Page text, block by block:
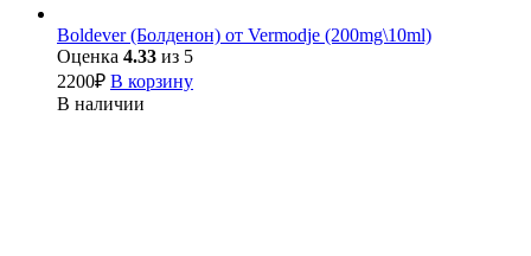
Boldever (Болденон) от Vermodje (200mg\10ml)
Оценка 4.33 из 5
2200₽ В корзину
В наличии